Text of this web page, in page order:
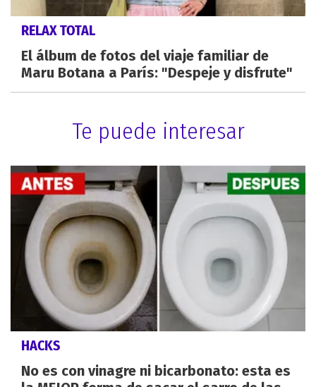
RELAX TOTAL
El álbum de fotos del viaje familiar de
Maru Botana a París: "Despeje y disfrute"
Te puede interesar
HACKS
No es con vinagre ni bicarbonato: esta es